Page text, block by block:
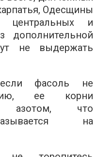
Одесщины
и
дополнительной
не выдержать
фасоль не
ее корни
азотом, что
на